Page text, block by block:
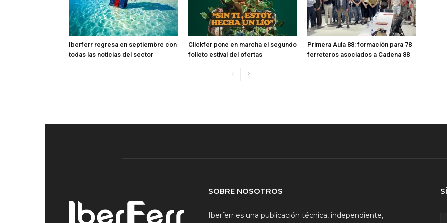
Iberferr regresa en septiembre con
todas las noticias del sector
Clickfer pone en marcha el segundo
folleto estival del ofertas
Primera Aula 88: formación para 78
ferreteros asociados a Cadena 88
SOBRE NOSOTROS
Iberferr es una publicación técnica, independiente,